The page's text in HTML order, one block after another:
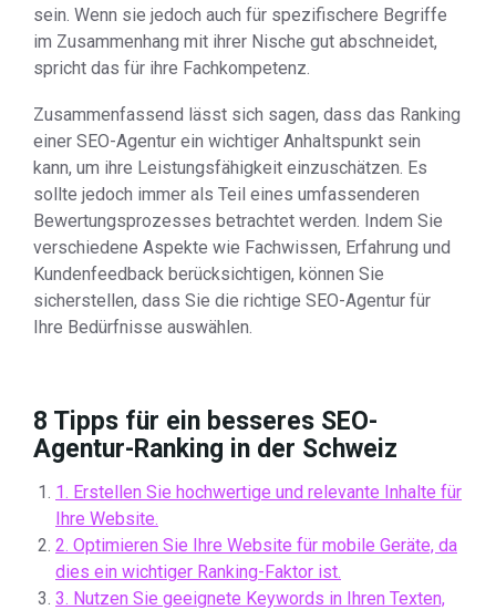
sein. Wenn sie jedoch auch für spezifischere Begriffe
im Zusammenhang mit ihrer Nische gut abschneidet,
spricht das für ihre Fachkompetenz.
Zusammenfassend lässt sich sagen, dass das Ranking
einer SEO-Agentur ein wichtiger Anhaltspunkt sein
kann, um ihre Leistungsfähigkeit einzuschätzen. Es
sollte jedoch immer als Teil eines umfassenderen
Bewertungsprozesses betrachtet werden. Indem Sie
verschiedene Aspekte wie Fachwissen, Erfahrung und
Kundenfeedback berücksichtigen, können Sie
sicherstellen, dass Sie die richtige SEO-Agentur für
Ihre Bedürfnisse auswählen.
8 Tipps für ein besseres SEO-
Agentur-Ranking in der Schweiz
1. Erstellen Sie hochwertige und relevante Inhalte für
Ihre Website.
2. Optimieren Sie Ihre Website für mobile Geräte, da
dies ein wichtiger Ranking-Faktor ist.
3. Nutzen Sie geeignete Keywords in Ihren Texten,